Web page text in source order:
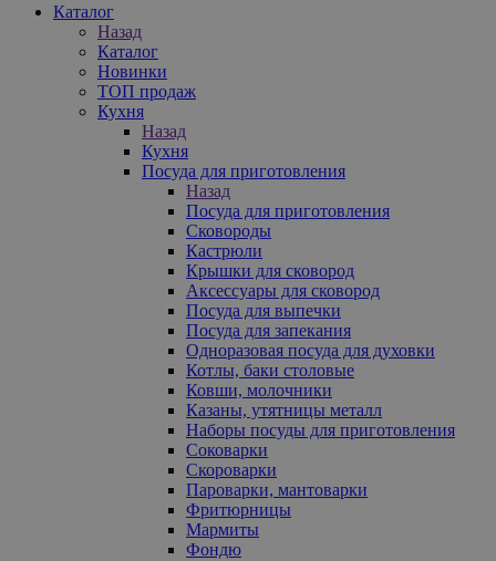
Каталог
Назад
Каталог
Новинки
ТОП продаж
Кухня
Назад
Кухня
Посуда для приготовления
Назад
Посуда для приготовления
Сковороды
Кастрюли
Крышки для сковород
Аксессуары для сковород
Посуда для выпечки
Посуда для запекания
Одноразовая посуда для духовки
Котлы, баки столовые
Ковши, молочники
Казаны, утятницы металл
Наборы посуды для приготовления
Соковарки
Скороварки
Пароварки, мантоварки
Фритюрницы
Мармиты
Фондю